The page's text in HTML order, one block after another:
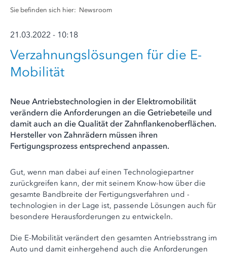
Sie befinden sich hier: Newsroom
21.03.2022 - 10:18
Verzahnungslösungen für die E-
Mobilität
Neue Antriebstechnologien in der Elektromobilität
verändern die Anforderungen an die Getriebeteile und
damit auch an die Qualität der Zahnflankenoberflächen.
Hersteller von Zahnrädern müssen ihren
Fertigungsprozess entsprechend anpassen.
Gut, wenn man dabei auf einen Technologiepartner
zurückgreifen kann, der mit seinem Know-how über die
gesamte Bandbreite der Fertigungsverfahren und -
technologien in der Lage ist, passende Lösungen auch für
besondere Herausforderungen zu entwickeln.
Die E-Mobilität verändert den gesamten Antriebsstrang im
Auto und damit einhergehend auch die Anforderungen